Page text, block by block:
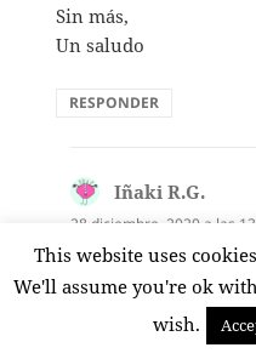
Sin más,
Un saludo
RESPONDER
Iñaki R.G.
28 diciembre, 2020 a las
La logica no,tu
animo vamos a por
deportivo,de
This website uses
We'll assume you're ok
wish.